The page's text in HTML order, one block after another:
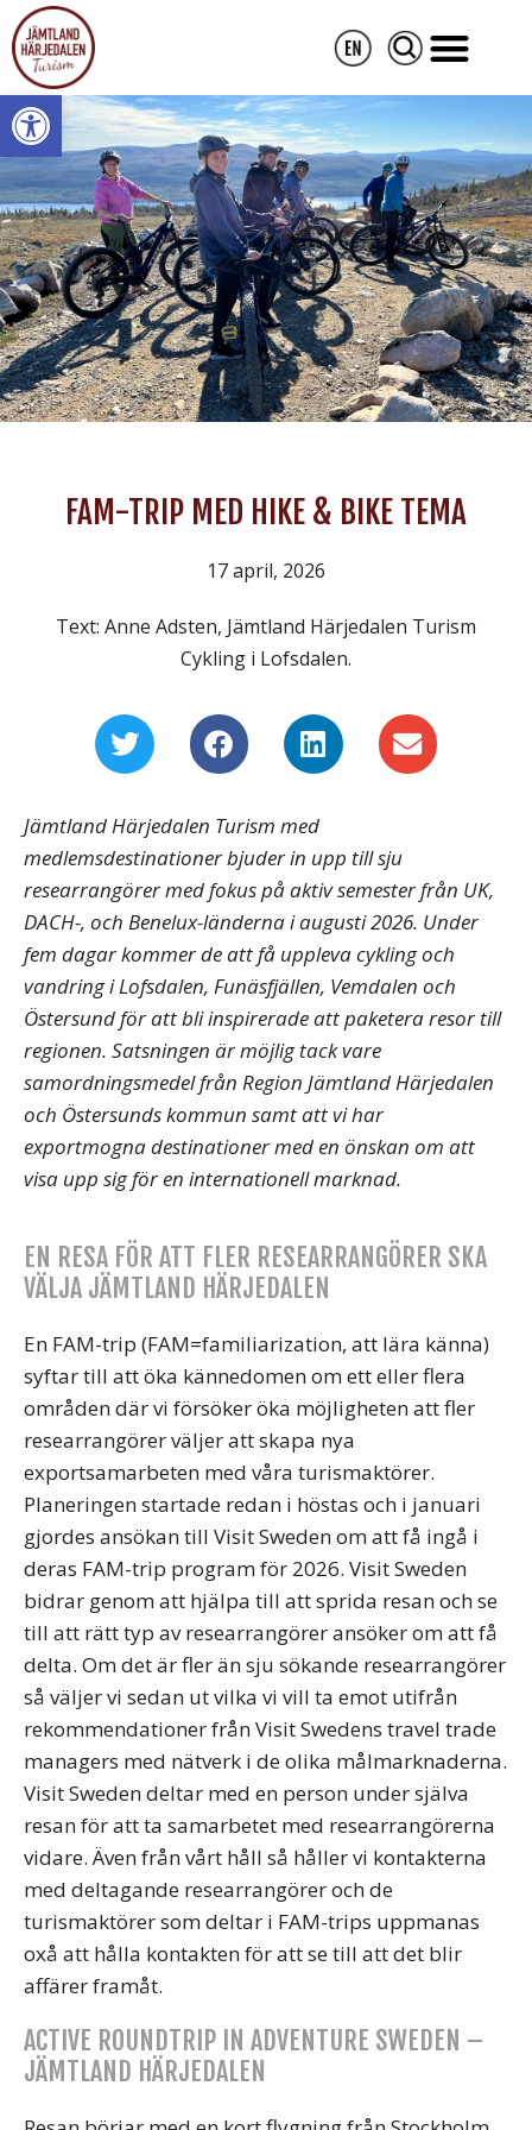
Open toolbar
FAM-TRIP MED HIKE & BIKE TEMA
17 april, 2026
Text: Anne Adsten, Jämtland Härjedalen Turism
Cykling i Lofsdalen.
Jämtland Härjedalen Turism med
medlemsdestinationer bjuder in upp till sju
researrangörer med fokus på aktiv semester från UK,
DACH-, och Benelux-länderna i augusti 2026. Under
fem dagar kommer de att få uppleva cykling och
vandring i Lofsdalen, Funäsfjällen, Vemdalen och
Östersund för att bli inspirerade att paketera resor till
regionen. Satsningen är möjlig tack vare
samordningsmedel från Region Jämtland Härjedalen
och Östersunds kommun samt att vi har
exportmogna destinationer med en önskan om att
visa upp sig för en internationell marknad.
EN RESA FÖR ATT FLER RESEARRANGÖRER SKA
VÄLJA JÄMTLAND HÄRJEDALEN
En FAM-trip (FAM=familiarization, att lära känna)
syftar till att öka kännedomen om ett eller flera
områden där vi försöker öka möjligheten att fler
researrangörer väljer att skapa nya
exportsamarbeten med våra turismaktörer.
Planeringen startade redan i höstas och i januari
gjordes ansökan till Visit Sweden om att få ingå i
deras FAM-trip program för 2026. Visit Sweden
bidrar genom att hjälpa till att sprida resan och se
till att rätt typ av researrangörer ansöker om att få
delta. Om det är fler än sju sökande researrangörer
så väljer vi sedan ut vilka vi vill ta emot utifrån
rekommendationer från Visit Swedens travel trade
managers med nätverk i de olika målmarknaderna.
Visit Sweden deltar med en person under själva
resan för att ta samarbetet med researrangörerna
vidare. Även från vårt håll så håller vi kontakterna
med deltagande researrangörer och de
turismaktörer som deltar i FAM-trips uppmanas
oxå att hålla kontakten för att se till att det blir
affärer framåt.
ACTIVE ROUNDTRIP IN ADVENTURE SWEDEN –
JÄMTLAND HÄRJEDALEN